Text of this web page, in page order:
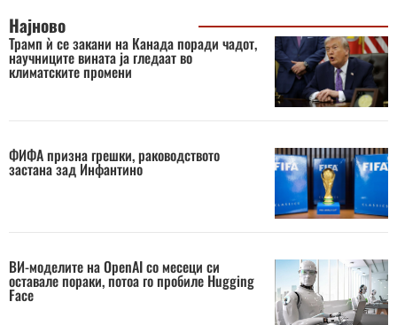
Најново
Трамп ѝ се закани на Канада поради чадот,
научниците вината ја гледаат во
климатските промени
ФИФА призна грешки, раководството
застана зад Инфантино
ВИ-моделите на OpenAI со месеци си
оставале пораки, потоа го пробиле Hugging
Face